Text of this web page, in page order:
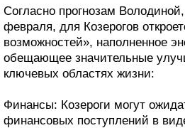
Согласно прогнозам
февраля, для Козерогов
возможностей», наполненное
обещающее значительные
ключевых областях жизни:
Финансы: Козероги могут
финансовых поступлений в